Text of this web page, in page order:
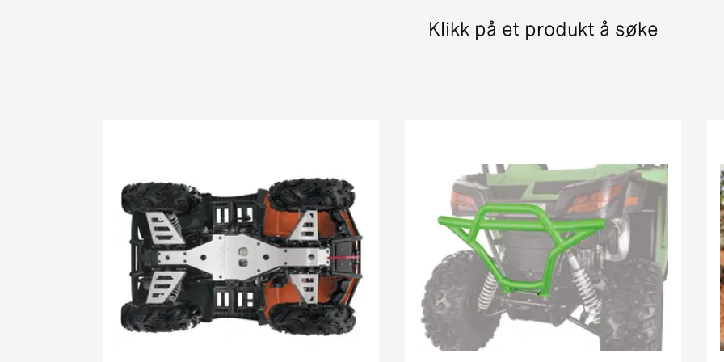
2007 Prowler + xt 7b 535
2008 400 pm street legal my new c8832
2008 500 3in1 street legal my
2008 500 street legal
2008 650 3in1 pm street legal my i
2008 650 h1 street legal 0bc69
2008 650 H1 TRV EFT PM Street Legal MY
2008 650 prowler xt street legal my
2008 700 Diesel EGR Street Legal MY
2009 1000 Cruiser PM
Klikk på et produkt å søke